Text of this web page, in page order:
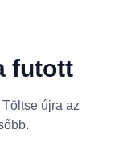
futott
újra az